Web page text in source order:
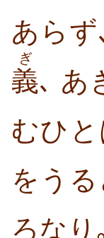
あらず
義
ぎ
､ あ
むひと
をう
ろなり